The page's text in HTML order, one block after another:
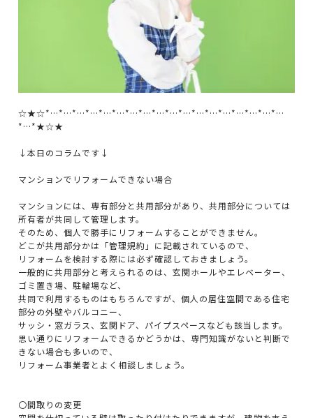
☆★☆*…*…*…*…*…*…*…*…*…*…*…*…*…*…*…*…*…*…
*…*★☆★
↓本日のコラムです↓
マンションでリフォームできない場合
マンションには、専有部分と共用部分があり、共用部分については
所有者が共同して管理します。
そのため、個人で勝手にリフォームすることができません。
どこが共用部分かは「管理規約」に記載されているので、
リフォームを検討する際には必ず確認しておきましょう。
一般的に共用部分と考えられるのは、玄関ホールやエレベーター、
ゴミ置き場、駐輪場など、
共同で利用するものはもちろんですが、個人の居住空間である住宅
部分の外壁やバルコニー、
サッシ・窓ガラス、玄関ドア、パイプスペースなども該当します。
思い通りにリフォームできるかどうかは、専門知識がないと判断で
きない場合も多いので、
リフォーム事業者とよく相談しましょう。
〇間取りの変更